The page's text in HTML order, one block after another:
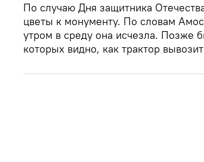
По случаю Дня защитника
цветы к монументу. По словам
утром в среду она исчезла. Позже
которых видно, как трактор